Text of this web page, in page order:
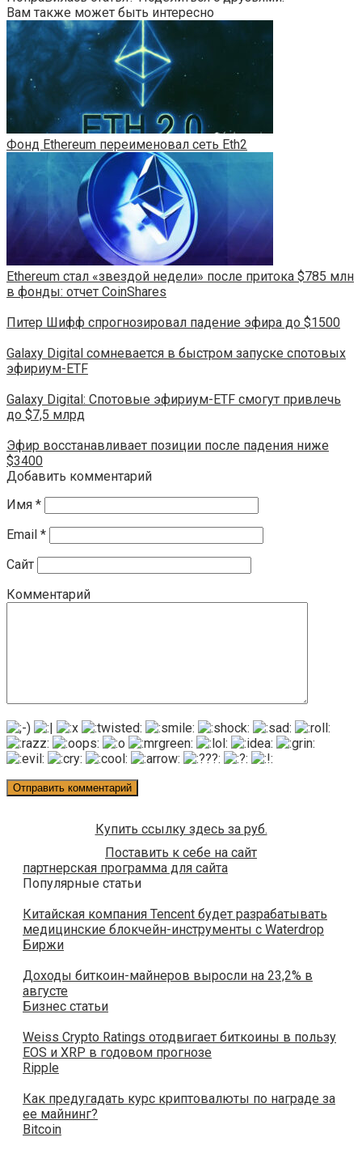
Вам также может быть интересно
Фонд Ethereum переименовал сеть Eth2
Ethereum стал «звездой недели» после притока $785 млн
в фонды: отчет CoinShares
Питер Шифф спрогнозировал падение эфира до $1500
Galaxy Digital сомневается в быстром запуске спотовых
эфириум-ETF
Galaxy Digital: Спотовые эфириум-ETF смогут привлечь
до $7,5 млрд
Эфир восстанавливает позиции после падения ниже
$3400
Добавить комментарий
Имя *
Email *
Сайт
Комментарий
Купить ссылку здесь за руб.
Поставить к себе на сайт
партнерская программа для сайта
Популярные статьи
Китайская компания Tencent будет разрабатывать
медицинские блокчейн-инструменты с Waterdrop
Биржи
Доходы биткоин-майнеров выросли на 23,2% в
августе
Бизнес статьи
Weiss Crypto Ratings отодвигает биткоины в пользу
EOS и XRP в годовом прогнозе
Ripple
Как предугадать курс криптовалюты по награде за
ее майнинг?
Bitcoin